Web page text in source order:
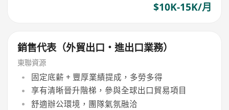
$10K-15K/月
銷售代表（外貿出口・進出口業務）
東聯資源
固定底薪 + 豐厚業績提成，多勞多得
享有清晰晉升階梯，參與全球出口貿易項目
舒適辦公環境，團隊氣氛融洽